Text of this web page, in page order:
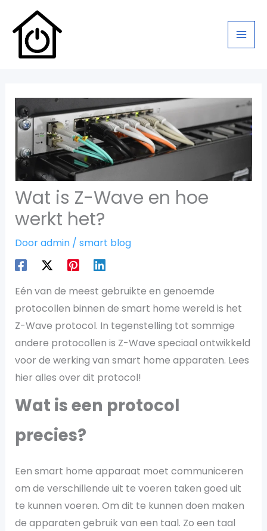
naar
inhoud
Wat is Z-Wave en hoe
werkt het?
Dooradmin / smart blog
Eén van de meest gebruikte en genoemde
protocollen binnen de smart home wereld is het
Z-Wave protocol. In tegenstelling tot sommige
andere protocollen is Z-Wave speciaal ontwikkeld
voor de werking van smart home apparaten. Lees
hier alles over dit protocol!
Wat is een protocol
precies?
Een smart home apparaat moet communiceren
om de verschillende uit te voeren taken goed uit
te kunnen voeren. Om dit te kunnen doen maken
de apparaten gebruik van een taal. Zo een taal